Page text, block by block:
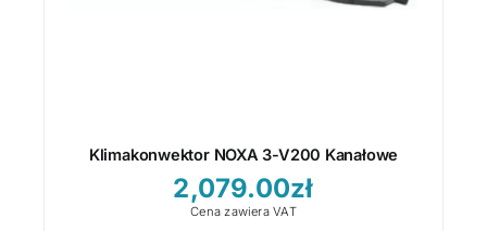
Klimakonwektor NOXA 3-V200 Kanałowe
2,079.00zł
Cena zawiera VAT